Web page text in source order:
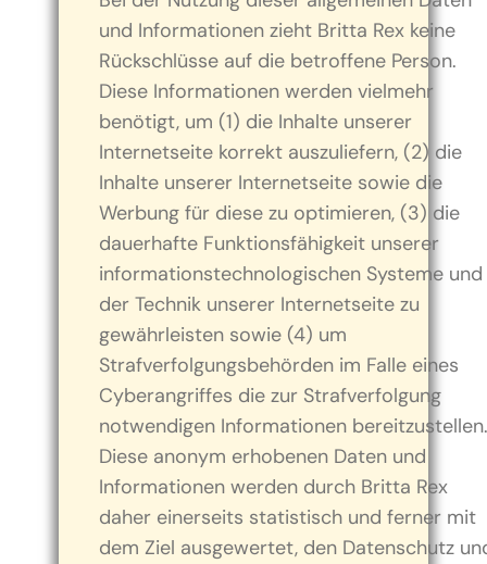
und Informationen zieht Britta Rex keine
Rückschlüsse auf die betroffene Person.
Diese Informationen werden vielmehr
benötigt, um (1) die Inhalte unserer
Internetseite korrekt auszuliefern, (2) die
Inhalte unserer Internetseite sowie die
Werbung für diese zu optimieren, (3) die
dauerhafte Funktionsfähigkeit unserer
informationstechnologischen Systeme und
der Technik unserer Internetseite zu
gewährleisten sowie (4) um
Strafverfolgungsbehörden im Falle eines
Cyberangriffes die zur Strafverfolgung
notwendigen Informationen bereitzustellen.
Diese anonym erhobenen Daten und
Informationen werden durch Britta Rex
daher einerseits statistisch und ferner mit
dem Ziel ausgewertet, den Datenschutz